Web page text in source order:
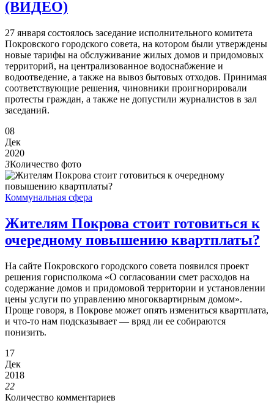
(ВИДЕО)
27 января состоялось заседание исполнительного комитета
Покровского городского совета, на котором были утверждены
новые тарифы на обслуживание жилых домов и придомовых
территорий, на централизованное водоснабжение и
водоотведение, а также на вывоз бытовых отходов. Принимая
соответствующие решения, чиновники проигнорировали
протесты граждан, а также не допустили журналистов в зал
заседаний.
08
Дек
2020
3Количество фото
Коммунальная сфера
Жителям Покрова стоит готовиться к
очередному повышению квартплаты?
На сайте Покровского городского совета появился проект
решения горисполкома «О согласовании смет расходов на
содержание домов и придомовой территории и установлении
цены услуги по управлению многоквартирным домом».
Проще говоря, в Покрове может опять измениться квартплата,
и что-то нам подсказывает — вряд ли ее собираются
понизить.
17
Дек
2018
22
Количество комментариев